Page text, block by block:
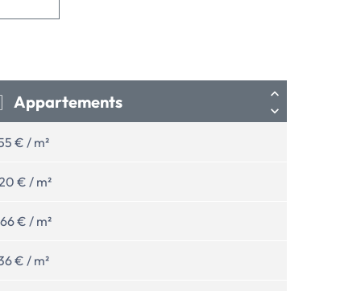
Appartements
€ / m²
€ / m²
€ / m²
€ / m²